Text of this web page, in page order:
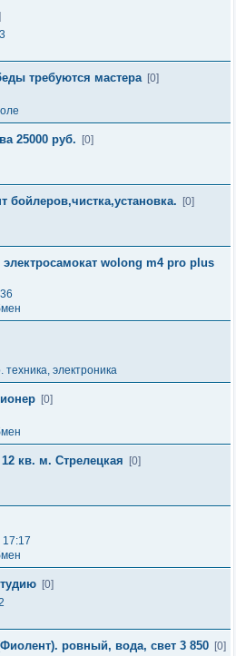
требуются мастера [0]
25000 руб.
[0]
бойлеров,чистка,установка.
[0]
wolong m4 pro plus
электроника
[0]
кв. м. Стрелецкая
[0]
17:17
[0]
ровный, вода, свет 3 850 [0]